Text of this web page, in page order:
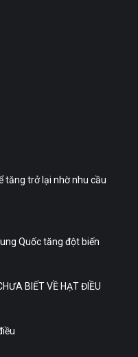
tăng trở lại nhờ nhu cầu
Quốc tăng đột biến
BIẾT VỀ HẠT ĐIỀU